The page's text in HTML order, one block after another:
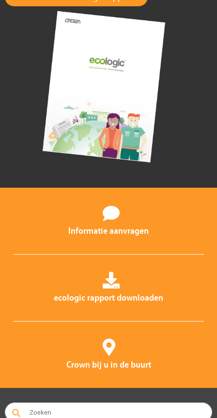
Informatie aanvragen
ecologic rapport downloaden
Crown bij u in de buurt